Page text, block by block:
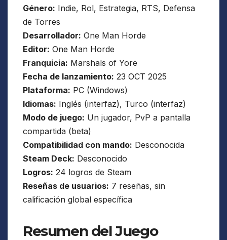
Género: Indie, Rol, Estrategia, RTS, Defensa
de Torres
Desarrollador: One Man Horde
Editor: One Man Horde
Franquicia: Marshals of Yore
Fecha de lanzamiento: 23 OCT 2025
Plataforma: PC (Windows)
Idiomas: Inglés (interfaz), Turco (interfaz)
Modo de juego: Un jugador, PvP a pantalla
compartida (beta)
Compatibilidad con mando: Desconocida
Steam Deck: Desconocido
Logros: 24 logros de Steam
Reseñas de usuarios: 7 reseñas, sin
calificación global específica
Resumen del Juego